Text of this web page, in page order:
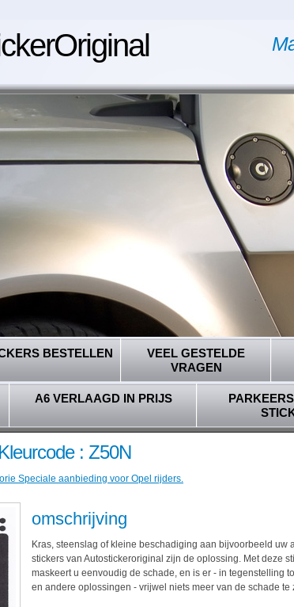
BESTELLEN
VEEL GESTELDE
VRAGEN
A6 VERLAAGD IN PRIJS
: Z50N
Speciale aanbieding voor Opel rijders.
omschrijving
Kras, steenslag of kleine beschadiging aan bijvoorbeeld uw
stickers van Autostickeroriginal zijn de oplossing. Met deze
maskeert u eenvoudig de schade, en is er - in tegenstelling
en andere oplossingen - vrijwel niets meer van de schade te